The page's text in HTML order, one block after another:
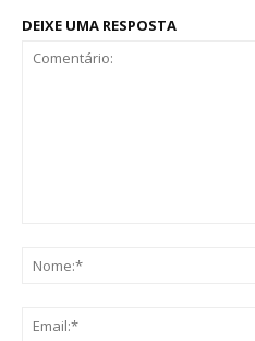
DEIXE UMA RESPOSTA